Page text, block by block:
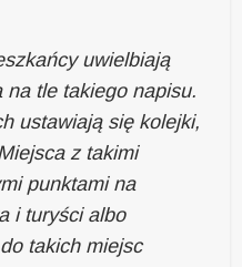
uwielbiają
tle takiego napisu.
ustawiają się kolejki,
z takimi
punktami na
i turyści albo
takich miejsc